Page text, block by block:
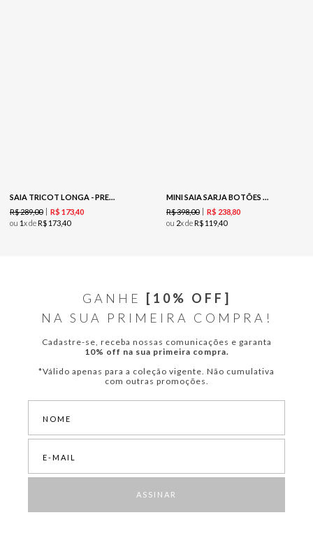
SAIA TRICOT LONGA - PRETO
R$289,00 R$ 17340
ou 1x deR$ 17340
MINI SAIA SARJA BOTÕES FRENTE - CARAMELO
R$398,00 R$ 23880
ou 2x deR$ 11940
GANHE
[10% OFF]
NA SUA PRIMEIRA COMPRA!
Cadastre-se, receba nossas comunicações e garanta
10% off na sua primeira compra.
*Válido apenas para a coleção vigente. Não cumulativa
com outras promoções.
ASSINAR